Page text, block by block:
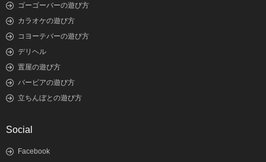
ゴーゴーバーの遊び方
カラオケの遊び方
コヨーテバーの遊び方
デリヘル
置屋の遊び方
バービアの遊び方
立ちんぼとの遊び方
Social
Facebook